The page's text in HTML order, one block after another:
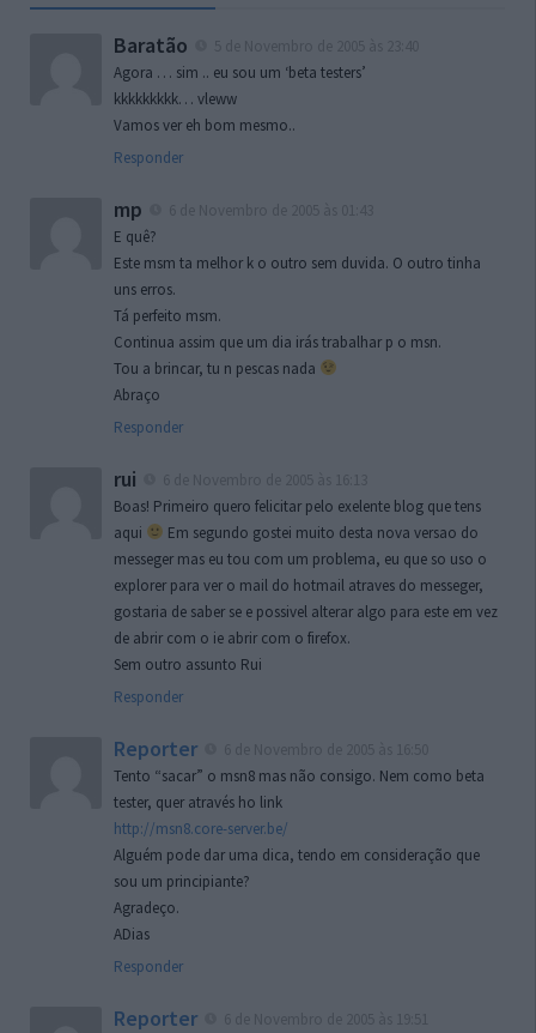
Baratão
Agora … sim .. eu sou um ‘beta testers’
kkkkkkkkk… vleww
Vamos ver eh bom mesmo..
Responder
mp
E quê?
Este msm ta melhor k o outro sem duvida. O outro tinha
uns erros.
Tá perfeito msm.
Continua assim que um dia irás trabalhar p o msn.
Tou a brincar, tu n pescas nada
Abraço
Responder
rui
Boas! Primeiro quero felicitar pelo exelente blog que tens
aqui
Em segundo gostei muito desta nova versao do
messeger mas eu tou com um problema, eu que so uso o
explorer para ver o mail do hotmail atraves do messeger,
gostaria de saber se e possivel alterar algo para este em vez
de abrir com o ie abrir com o firefox.
Sem outro assunto Rui
Responder
Reporter
Tento “sacar” o msn8 mas não consigo. Nem como beta
tester, quer através ho link
http://msn8.core-server.be/
Alguém pode dar uma dica, tendo em consideração que
sou um principiante?
Agradeço.
ADias
Responder
Reporter